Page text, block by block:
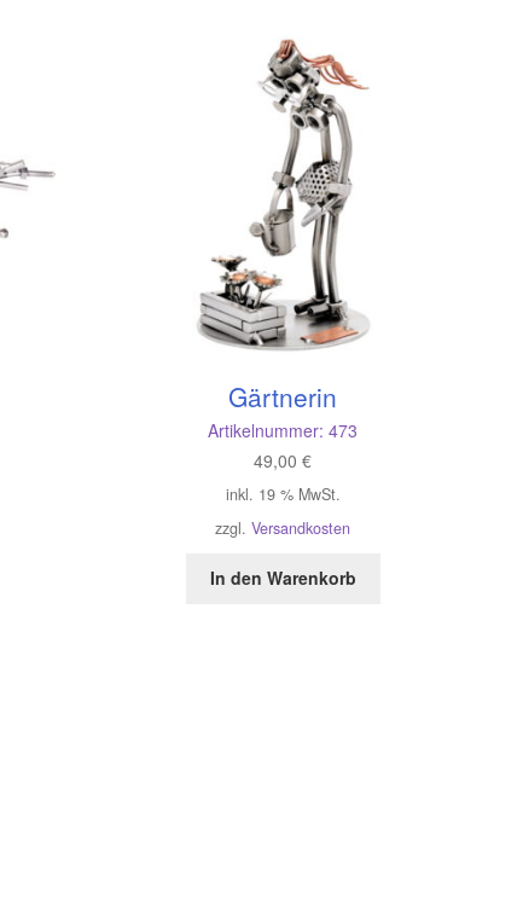
Gärtnerin
Artikelnummer:473
49,00€
inkl. 19 % MwSt.
zzgl.Versandkosten
In den Warenkorb